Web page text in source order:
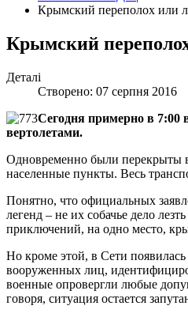
Крымский переполох или
Крымский
Деталі
Створено: 07 серпня 2016
Сегодня примерно в 7:00
вертолетами.
Одновременно были перекрыты
населенные пункты. Весь
Понятно, что официальных
легенд – не их собачье дело
приключений, на одно место,
Но кроме этой, в Сети
вооруженных лиц,
военные опровергли любые
говоря, ситуация остается